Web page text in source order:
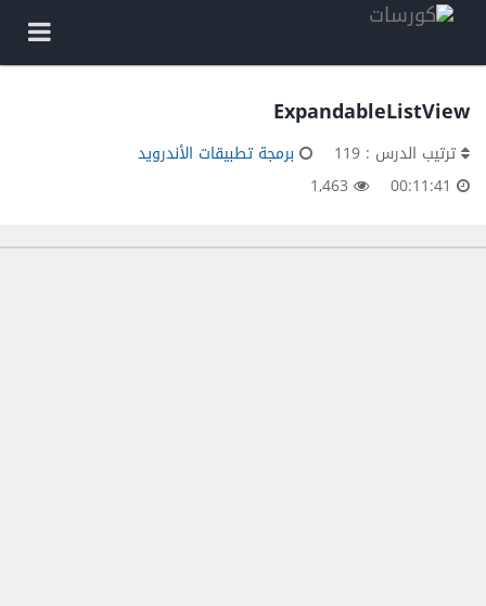
ExpandableListView
ترتيب الدرس : 119
برمجة تطبيقات الأندرويد